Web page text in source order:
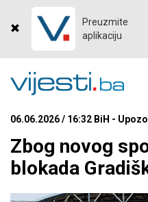
Preuzmite
aplikaciju
06.06.2026 / 16:32 BiH -
Zbog novog
blokada